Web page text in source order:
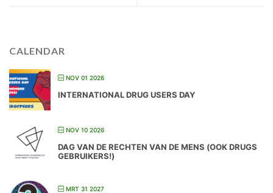
CALENDAR
NOV 01 2026
INTERNATIONAL DRUG USERS DAY
NOV 10 2026
DAG VAN DE RECHTEN VAN DE MENS (OOK DRUGS
GEBRUIKERS!)
MRT 31 2027